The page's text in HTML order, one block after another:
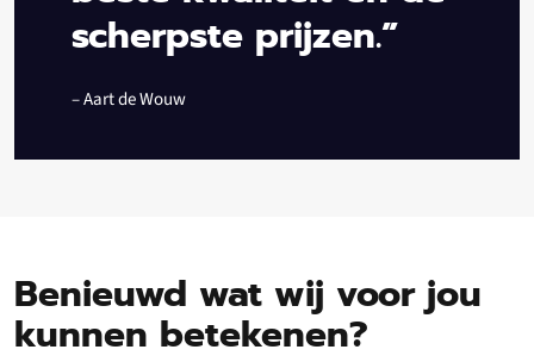
scherpste prijzen.”
– Aart de Wouw
Benieuwd wat wij voor jou
kunnen betekenen?